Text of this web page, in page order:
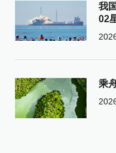
我
02
乘